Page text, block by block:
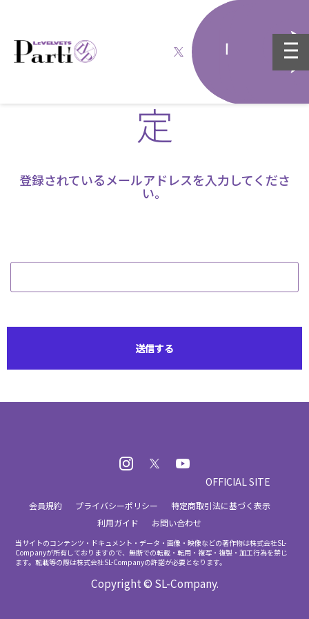
パスワード再設
定
登録されているメールアドレスを入力してくださ
い。
OFFICIAL SITE
会員規約 プライバシーポリシー
特定商取引法に基づく表示
利用ガイド
お問い合わせ
当サイトのコンテンツ・ドキュメント・データ・画像・映像などの著作物は株式会社SL-
Companyが所有しておりますので、無断での転載・転用・複写・複製・加工行為を禁じ
ます。転載等の際は株式会社SL-Companyの許諾が必要となります。
Copyright © SL-Company.